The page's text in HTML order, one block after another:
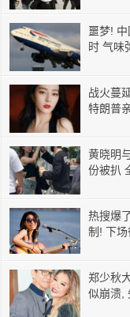
噩梦!
时 气味
战火蔓
特朗普
黄晓明
份被扒
热搜爆
制! 下场
郑少秋
似崩溃,